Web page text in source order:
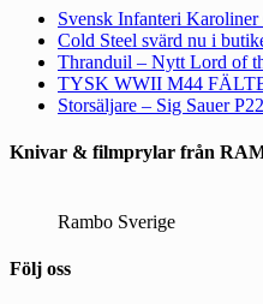
Svensk Infanteri
Cold Steel svärd nu i
Thranduil – Nytt Lord of
TYSK WWII M44
Storsäljare – Sig Sauer
Knivar & filmprylar från
Rambo Sverige
Följ oss